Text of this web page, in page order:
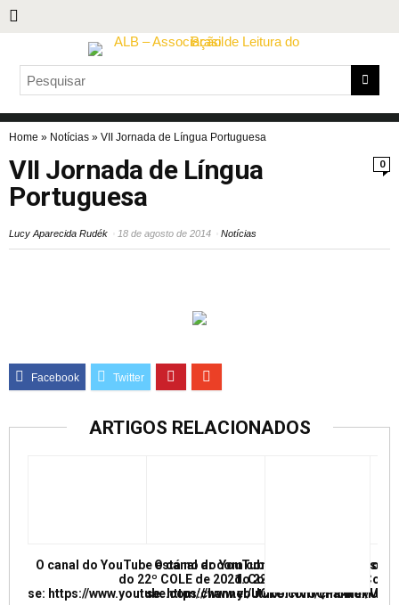
Home » Notícias » VII Jornada de Língua Portuguesa
0
VII Jornada de Língua
Portuguesa
Lucy Aparecida Rudék 18 de agosto de 2014 Notícias
ARTIGOS RELACIONADOS
O canal do YouTube está no ar com conferências e mesas
do 22º COLE de 2021. Confira e inscreva
se: https://www.youtube.com/channel/
O canal do YouTube está no ar com
do 22º COLE de 2021.
se: https://www.youtube.com/channel/